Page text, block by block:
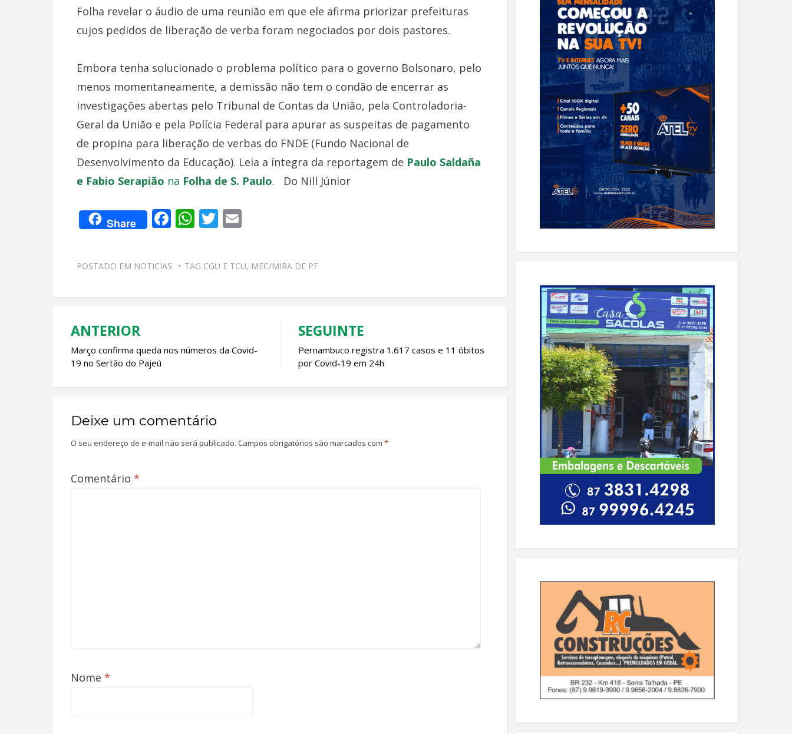
Folha revelar o áudio de uma reunião em que ele afirma priorizar prefeituras
cujos pedidos de liberação de verba foram negociados por dois pastores.
Embora tenha solucionado o problema político para o governo Bolsonaro, pelo
menos momentaneamente, a demissão não tem o condão de encerrar as
investigações abertas pelo Tribunal de Contas da União, pela Controladoria-
Geral da União e pela Polícia Federal para apurar as suspeitas de pagamento
de propina para liberação de verbas do FNDE (Fundo Nacional de
Desenvolvimento da Educação). Leia a íntegra da reportagem de Paulo Saldaña
e Fabio Serapião na Folha de S. Paulo. Do Nill Júnior
Share F
b
o
W
s
A
T
er
E
l
POSTADO EM NOTICIAS TAG CGU E TCU, MEC/MIRA DE PF
Navegação
de
ANTERIOR
Março confirma queda nos números da Covid-
19 no Sertão do Pajeú
SEGUINTE
Pernambuco registra 1.617 casos e 11 óbitos
por Covid-19 em 24h
Deixe um comentário
O seu endereço de e-mail não será publicado. Campos obrigatórios são marcados com *
Comentário *
Nome *